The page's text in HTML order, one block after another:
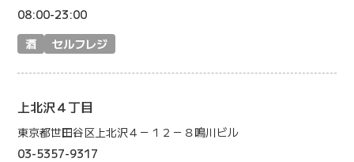
08:00-23:00
酒
セルフレジ
上北沢４丁目
東京都世田谷区上北沢４－１２－８鳴川ビル
03-5357-9317